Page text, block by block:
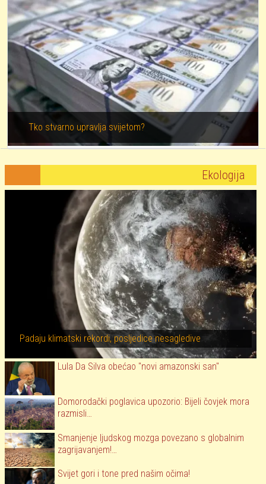
Tko stvarno upravlja svijetom?
Ekologija
Padaju klimatski rekordi, posljedice nesagledive
Lula Da Silva obećao "novi amazonski san"
Domorodački poglavica upozorio: Bijeli čovjek mora
razmisli…
Smanjenje ljudskog mozga povezano s globalnim
zagrijavanjem!…
Svijet gori i tone pred našim očima!